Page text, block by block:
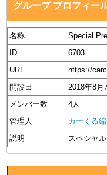
グループ プロフィー
名称
Special
ID
6703
URL
https://
開設日
2018年8月
メンバー数
4人
管理人
カーくる
説明
スペシャ